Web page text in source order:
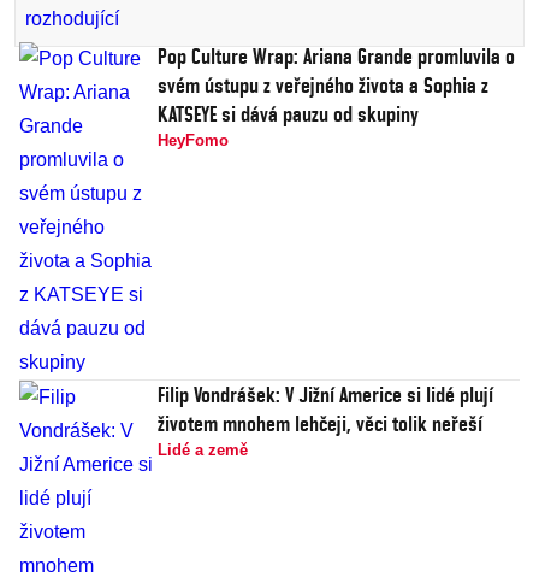
Pop Culture Wrap: Ariana Grande promluvila o
svém ústupu z veřejného života a Sophia z
KATSEYE si dává pauzu od skupiny
HeyFomo
Filip Vondrášek: V Jižní Americe si lidé plují
životem mnohem lehčeji, věci tolik neřeší
Lidé a země